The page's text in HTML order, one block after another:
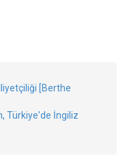
[Berthe
Türkiye'de İngiliz